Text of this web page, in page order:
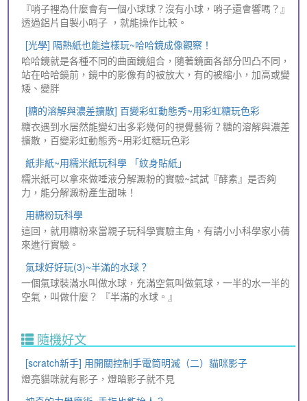
『哨子裡為什麼會有一個小球球？沒有小球，哨子還會響嗎？』
透過鋁片自製小哨子 ，就能操作比較。
[光學] 隔熱紙也能這樣玩~哈哈鏡成像觀察！
哈哈鏡就是各種不同的曲面鏡組合，隨著鏡面各部分凹凸不同，
站在哈哈鏡前，鏡中的影像有的被放大，有的被縮小，加高或變
矮、變胖
[糖的溶解與濃差擴散] 百變彩虹動態秀~用彩虹糖玩色彩
糖衣遇到水居然能變幻出多彩幾何的視覺藝術？糖的溶解與濃差
擴散，百變彩虹動態秀~用彩虹糖玩色彩
紙非紙~用糯米紙玩科學 「紋身貼紙」
糯米紙可以拿來做唾液分解澱粉的實驗~試試『酵素』是否夠
力，能分解澱粉產生甜味！
用糖粉玩科學
這回，就用糖粉來當親子玩科學實驗主角，有請小小科學家小蒨
來進行實驗。
氣球好好玩(3)~半滿的水球？
一個氣球裝滿水叫做水球，充滿空氣叫做氣球，一半的水一半的
空氣，叫做什麼？ 『半滿的水球。』
隨機好文
[scratch新手] 用開關控制手電筒明滅（二）貓咪影子
燈亮貓咪就有影子，燈暗影子就不見